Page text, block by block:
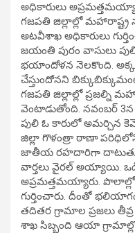
అధికారులు
గజపతి జిల్లాల్లో మహారాష్ట్ర
అటవీశాఖ అధికారులు
జయంతి పురం వాసులు
భయాందోళన నెలకొంది.
చేస్తుందోనని
గజపతి జిల్లాల్లో ప్రజల్ని
వెంటాడుతోంది. నవంబర్
పులి ఓ కారులో అమర్చిన
జిల్లా గొళంత్రా ఠాణా
జాతీయ రహదారిగా
వార్తలు వైరల్ అయ్యాయి.
అప్రమత్తమయ్యారు. పొలాల్లో
గుర్తించారు. దీంతో
తదితర గ్రామాల ప్రజలు
శాఖ సిబ్బంది ఆయా